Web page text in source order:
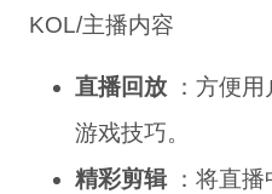
KOL/主播内容
直播回放
：方便
游戏技巧。
精彩剪辑 ：将直